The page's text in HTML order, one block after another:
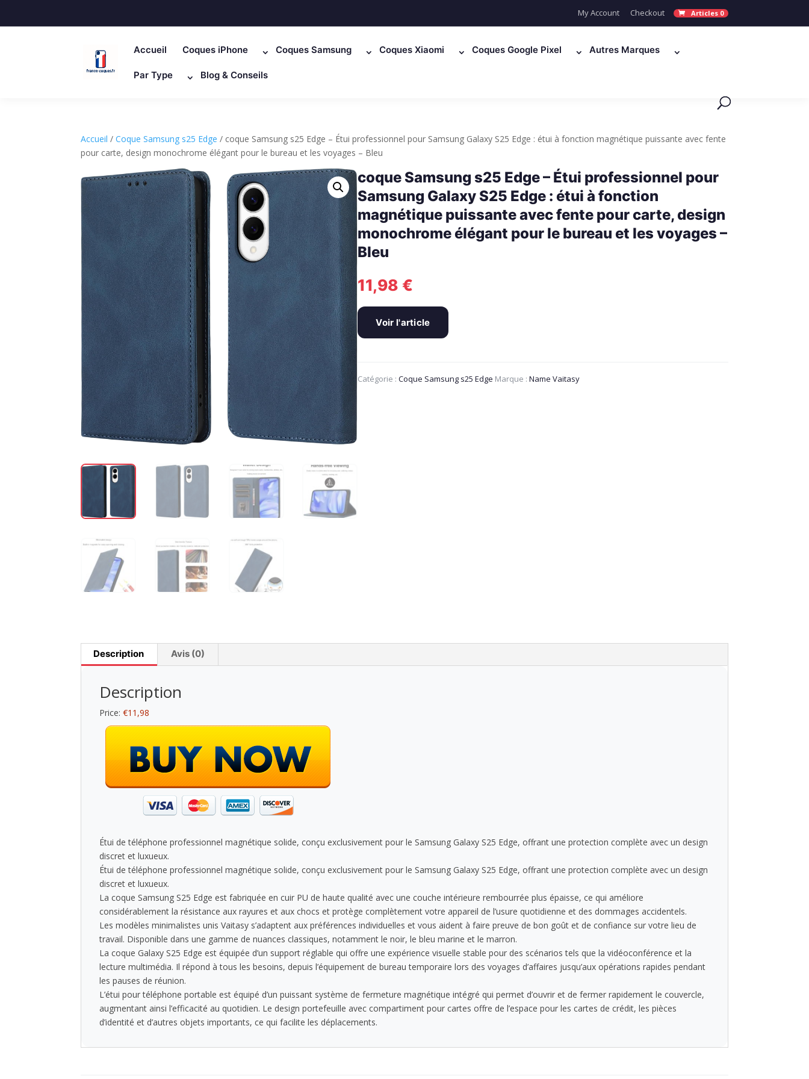
My Account Checkout Articles 0
Accueil Coques iPhone Coques Samsung Coques Xiaomi Coques Google Pixel Autres Marques
Par Type Blog & Conseils
Accueil /Coque Samsung s25 Edge / coque Samsung s25 Edge – Étui professionnel pour Samsung Galaxy S25 Edge : étui à fonction magnétique puissante avec fente
pour carte, design monochrome élégant pour le bureau et les voyages – Bleu
coque Samsung s25 Edge – Étui professionnel pour
Samsung Galaxy S25 Edge : étui à fonction
magnétique puissante avec fente pour carte, design
monochrome élégant pour le bureau et les voyages –
Bleu
11,98 €
Voir l'article
Catégorie :Coque Samsung s25 Edge Marque :Name Vaitasy
Description Avis (0)
Description
Price:€11,98
Étui de téléphone professionnel magnétique solide, conçu exclusivement pour le Samsung Galaxy S25 Edge, offrant une protection complète avec un design
discret et luxueux.
Étui de téléphone professionnel magnétique solide, conçu exclusivement pour le Samsung Galaxy S25 Edge, offrant une protection complète avec un design
discret et luxueux.
La coque Samsung S25 Edge est fabriquée en cuir PU de haute qualité avec une couche intérieure rembourrée plus épaisse, ce qui améliore
considérablement la résistance aux rayures et aux chocs et protège complètement votre appareil de l’usure quotidienne et des dommages accidentels.
Les modèles minimalistes unis Vaitasy s’adaptent aux préférences individuelles et vous aident à faire preuve de bon goût et de confiance sur votre lieu de
travail. Disponible dans une gamme de nuances classiques, notamment le noir, le bleu marine et le marron.
La coque Galaxy S25 Edge est équipée d’un support réglable qui offre une expérience visuelle stable pour des scénarios tels que la vidéoconférence et la
lecture multimédia. Il répond à tous les besoins, depuis l’équipement de bureau temporaire lors des voyages d’affaires jusqu’aux opérations rapides pendant
les pauses de réunion.
L’étui pour téléphone portable est équipé d’un puissant système de fermeture magnétique intégré qui permet d’ouvrir et de fermer rapidement le couvercle,
augmentant ainsi l’efficacité au quotidien. Le design portefeuille avec compartiment pour cartes offre de l’espace pour les cartes de crédit, les pièces
d’identité et d’autres objets importants, ce qui facilite les déplacements.